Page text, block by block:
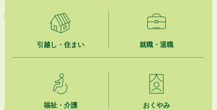
市民の勇気ある応急手当に感謝状を贈呈しました
2026年8月4日
夏季休暇期間 開業医等診療予定
「水道カルテ」の公表について
引越し・住まい 就職・退職
福祉・介護 おくやみ